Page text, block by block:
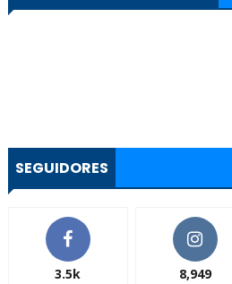
SEGUIDORES
3.5k 8,949